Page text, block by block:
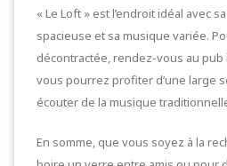
« Le Loft » est l’endroit idéal avec
spacieuse et sa musique variée.
décontractée, rendez-vous au pub
vous pourrez profiter d’une large
écouter de la musique
En somme, que vous soyez à la